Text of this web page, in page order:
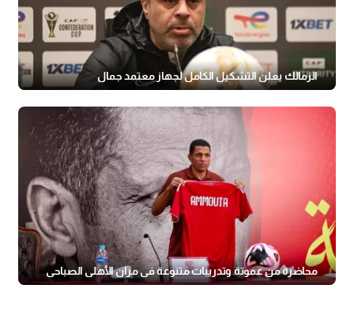
الزمالك يعلن التشكيل الكامل لجهاز معتمد جمال
محاضرة من عموتة وتدريبات متنوعة في مران الأهلي الصباحي